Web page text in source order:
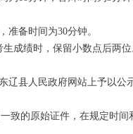
备时间为30分钟。
成绩时，保留小数点后两位
县人民政府网站上予以公示
的原始证件，在规定时间